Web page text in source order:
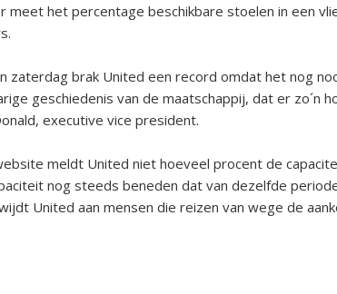
meet het percentage beschikbare stoelen in een
zaterdag brak United een record omdat het nog
geschiedenis van de maatschappij, dat er zo´n
executive vice president.
meldt United niet hoeveel procent de
nog steeds beneden dat van dezelfde
United aan mensen die reizen van wege de